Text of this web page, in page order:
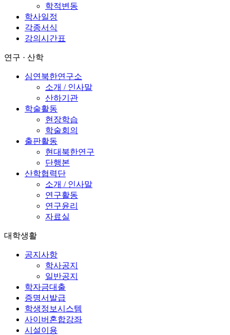
학적변동
학사일정
각종서식
강의시간표
연구 · 산학
심연북한연구소
소개 / 인사말
산하기관
학술활동
현장학습
학술회의
출판활동
현대북한연구
단행본
산학협력단
소개 / 인사말
연구활동
연구윤리
자료실
대학생활
공지사항
학사공지
일반공지
학자금대출
증명서발급
학생정보시스템
사이버혼합강좌
시설이용